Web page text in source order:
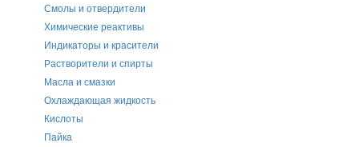
Смолы и отвердители
Химические реактивы
Индикаторы и красители
Растворители и спирты
Масла и смазки
Охлаждающая жидкость
Кислоты
Пайка